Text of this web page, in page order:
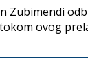
Zubimendi
ovog